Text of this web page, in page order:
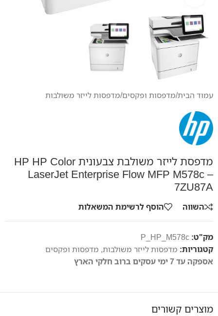
עמוד הבית/מדפסות ופקסים/מדפסות לייזר משולבות
מדפסת לייזר משולבת צבעונית HP HP Color
LaserJet Enterprise Flow MFP M578c –
7ZU87A
השווה הוסף לרשימת המשאלות
מק"ט: P_HP_M578c
קטגוריות: מדפסות לייזר משולבות, מדפסות ופקסים
אספקה עד 7 ימי עסקים ברוב חלקי הארץ
מוצרים קשורים